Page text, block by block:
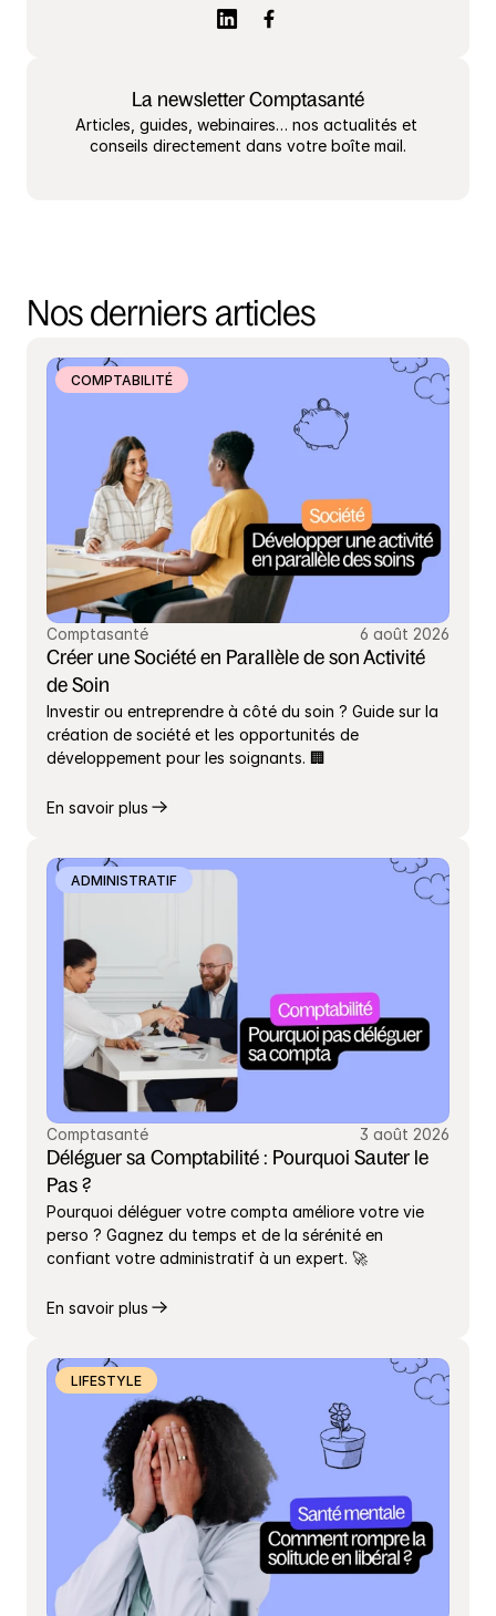
La newsletter Comptasanté
Articles, guides, webinaires… nos actualités et
conseils directement dans votre boîte mail.
Nos derniers articles
COMPTABILITÉ
Comptasanté 6 août 2026
Créer une Société en Parallèle de son Activité
de Soin
Investir ou entreprendre à côté du soin ? Guide sur la
création de société et les opportunités de
développement pour les soignants. 🏢
En savoir plus
ADMINISTRATIF
Comptasanté 3 août 2026
Déléguer sa Comptabilité : Pourquoi Sauter le
Pas ?
Pourquoi déléguer votre compta améliore votre vie
perso ? Gagnez du temps et de la sérénité en
confiant votre administratif à un expert. 🚀
En savoir plus
LIFESTYLE